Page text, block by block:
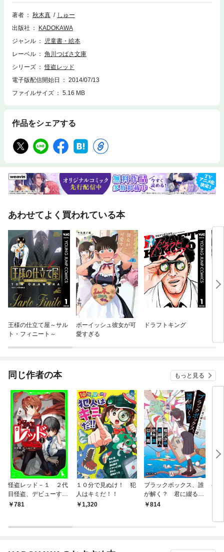
著者 秋木真
しゅー
出版社
KADOKAWA
ジャンル
児童書・絵本
レーベル
角川つばさ文庫
シリーズ
怪盗レッド
電子版配信開始日
2014/07/13
ファイルサイズ
5.16 MB
作品をシェアする
あわせてよく買われている本
王様の仕立て屋～サル
ト・フィニート～
ボーイッシュ彼女が可
愛すぎる
ドラフトキング
同じ作者の本 もっと見る
怪盗レッド－１ ２代
目怪盗、デビューする
☆の巻
781
１０分で見ぬけ！ 犯
人はキミだ！！
1,320
ブラックボックス、誰
が解く？ 君に綴る４
つの謎
814
半